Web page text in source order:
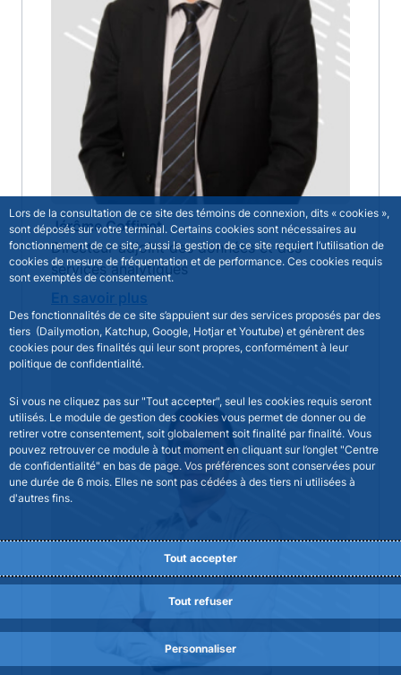
Lors de la consultation de ce site des témoins de connexion, dits « cookies »,
sont déposés sur votre terminal. Certains cookies sont nécessaires au
fonctionnement de ce site, aussi la gestion de ce site requiert l’utilisation de
cookies de mesure de fréquentation et de performance. Ces cookies requis
sont exemptés de consentement.
Des fonctionnalités de ce site s’appuient sur des services proposés par des
tiers (Dailymotion, Katchup, Google, Hotjar et Youtube) et génèrent des
cookies pour des finalités qui leur sont propres, conformément à leur
politique de confidentialité.
Si vous ne cliquez pas sur "Tout accepter", seul les cookies requis seront
utilisés. Le module de gestion des cookies vous permet de donner ou de
retirer votre consentement, soit globalement soit finalité par finalité. Vous
pouvez retrouver ce module à tout moment en cliquant sur l’onglet "Centre
de confidentialité" en bas de page. Vos préférences sont conservées pour
une durée de 6 mois. Elles ne sont pas cédées à des tiers ni utilisées à
d'autres fins.
Tout accepter
Tout refuser
Personnaliser
Jérôme Coffinet
Directeur adjoint des données et des
services analytiques
En savoir plus
Imageimage